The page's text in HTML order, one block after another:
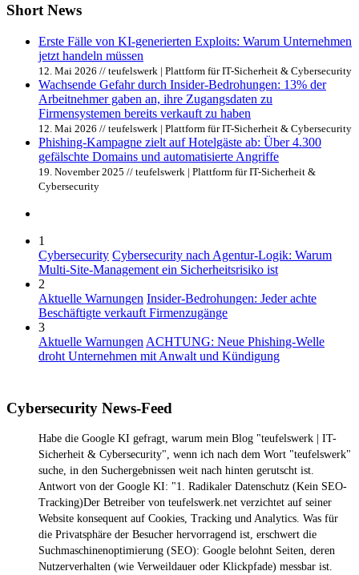
Short News
Erste Fälle von KI-generierten Exploits: Warum Unternehmen
jetzt handeln müssen
12. Mai 2026 // teufelswerk | Plattform für IT-Sicherheit & Cybersecurity
Wachsende Gefahr durch Insider-Bedrohungen: 13% der
Arbeitnehmer gaben an, ihre Zugangsdaten zu
Firmensystemen bereits verkauft zu haben
12. Mai 2026 // teufelswerk | Plattform für IT-Sicherheit & Cybersecurity
Phishing-Kampagne zielt auf Hotelgäste ab: Über 4.300
gefälschte Domains und automatisierte Angriffe
19. November 2025 // teufelswerk | Plattform für IT-Sicherheit &
Cybersecurity
1
Cybersecurity Cybersecurity nach Agentur-Logik: Warum
Multi-Site-Management ein Sicherheitsrisiko ist
2
Aktuelle Warnungen Insider-Bedrohungen: Jeder achte
Beschäftigte verkauft Firmenzugänge
3
Aktuelle Warnungen ACHTUNG: Neue Phishing-Welle
droht Unternehmen mit Anwalt und Kündigung
Cybersecurity News-Feed
Habe die Google KI gefragt, warum mein Blog "teufelswerk | IT-
Sicherheit & Cybersecurity", wenn ich nach dem Wort "teufelswerk"
suche, in den Suchergebnissen weit nach hinten gerutscht ist.
Antwort von der Google KI: "1. Radikaler Datenschutz (Kein SEO-
Tracking)Der Betreiber von teufelswerk.net verzichtet auf seiner
Website konsequent auf Cookies, Tracking und Analytics. Was für
die Privatsphäre der Besucher hervorragend ist, erschwert die
Suchmaschinenoptimierung (SEO): Google belohnt Seiten, deren
Nutzerverhalten (wie Verweildauer oder Klickpfade) messbar ist.